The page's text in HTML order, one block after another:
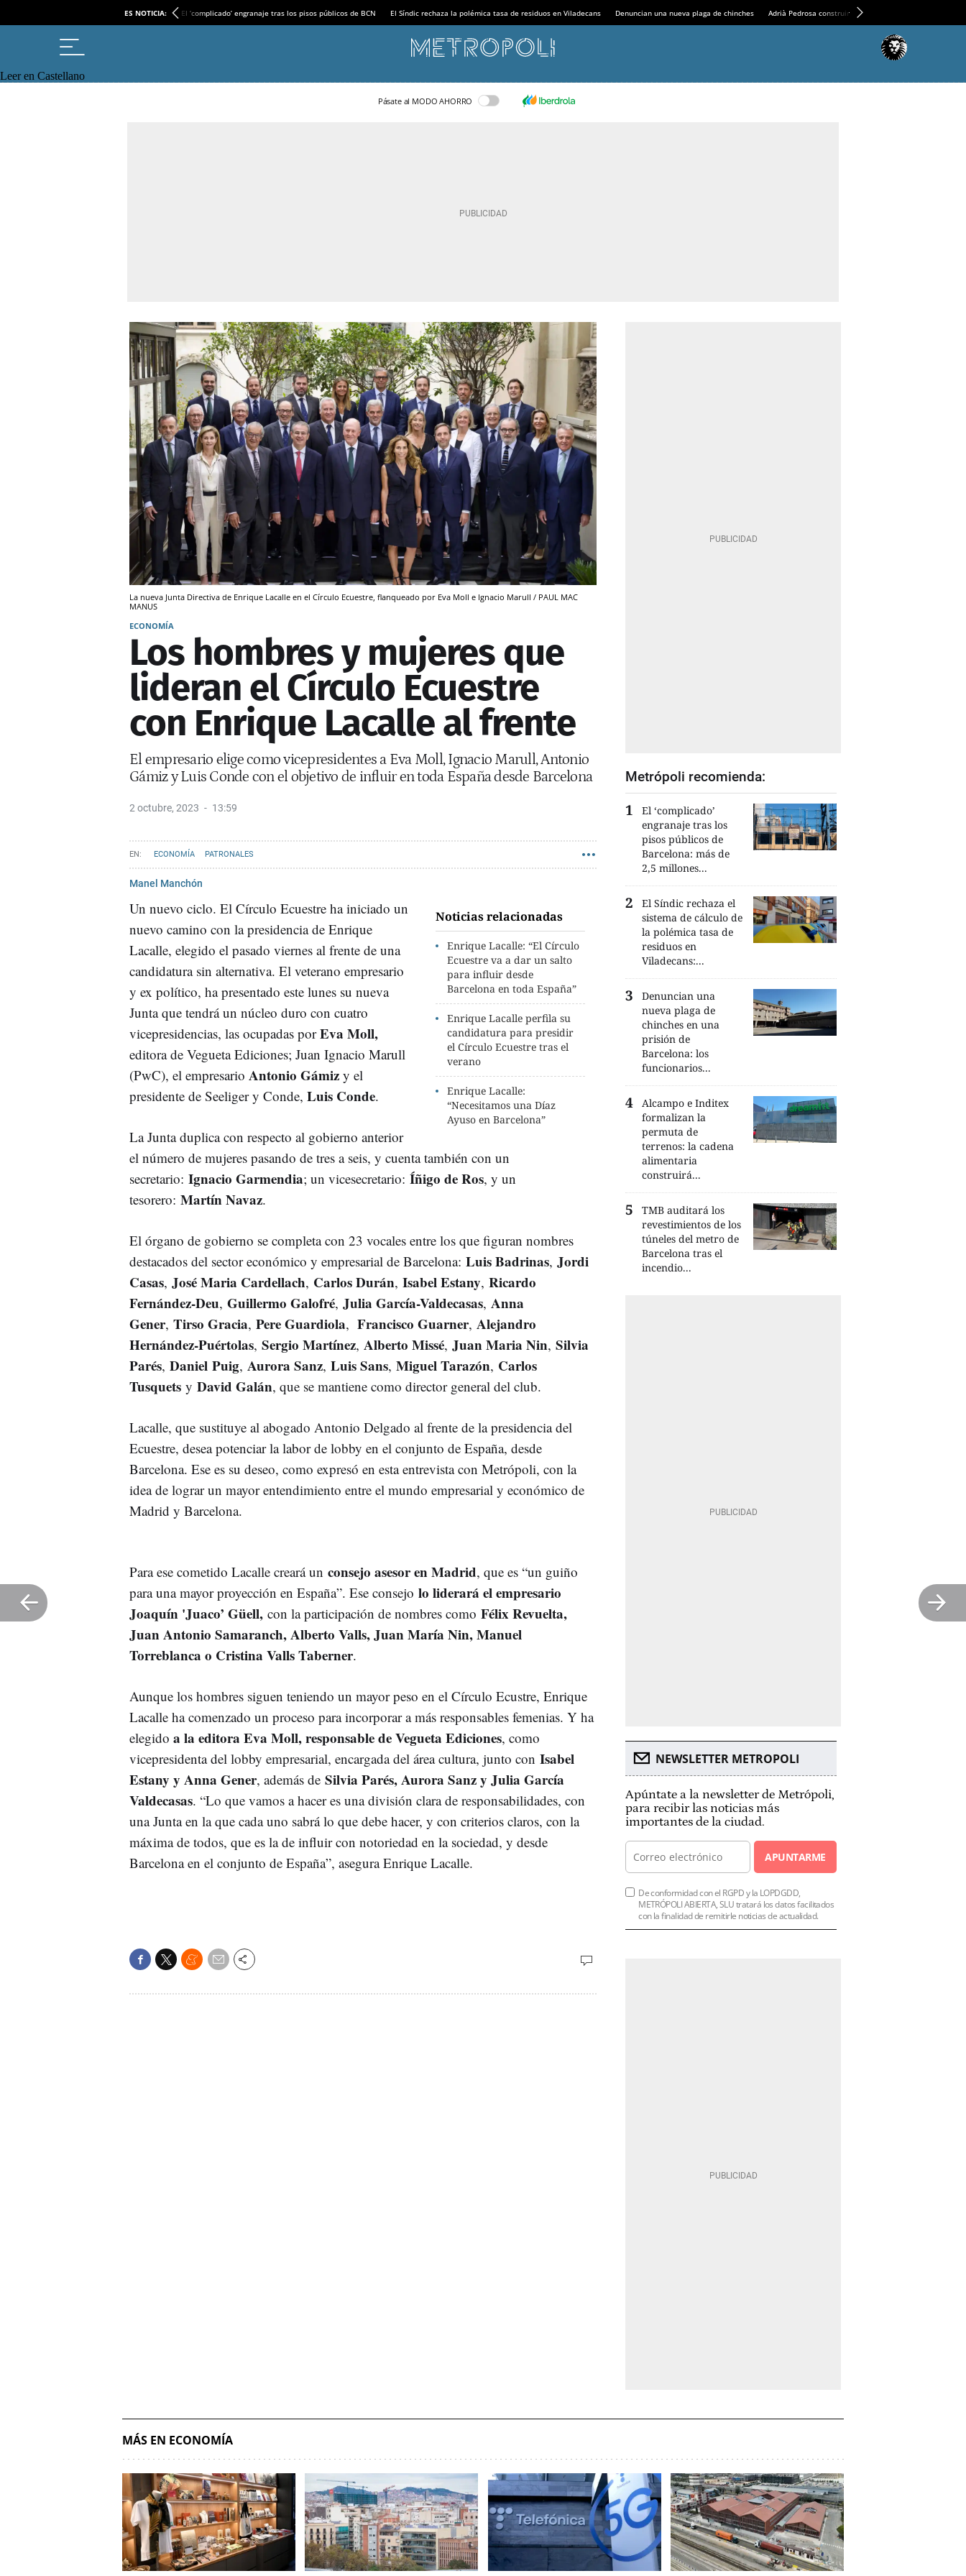
ES NOTICIA: El ‘complicado’ engranaje tras los pisos públicos de BCN El Síndic rechaza la polémica tasa de residuos en Viladecans Denuncian una nueva plaga de chinches Adrià Pedrosa construirá la nueva residencia en el
Leer en Castellano
Pásate al MODO AHORRO
La nueva Junta Directiva de Enrique Lacalle en el Círculo Ecuestre, flanqueado por Eva Moll e Ignacio Marull / PAUL MAC
MANUS
ECONOMÍA
Los hombres y mujeres que
lideran el Círculo Ecuestre
con Enrique Lacalle al frente
El empresario elige como vicepresidentes a Eva Moll, Ignacio Marull, Antonio
Gámiz y Luis Conde con el objetivo de influir en toda España desde Barcelona
2 octubre, 2023 13:59
ECONOMÍA PATRONALES
Manel Manchón
Noticias relacionadas
Enrique Lacalle: “El Círculo
Ecuestre va a dar un salto
para influir desde
Barcelona en toda España”
Enrique Lacalle perfila su
candidatura para presidir
el Círculo Ecuestre tras el
verano
Enrique Lacalle:
“Necesitamos una Díaz
Ayuso en Barcelona”
Un nuevo ciclo. El Círculo Ecuestre ha iniciado un
nuevo camino con la presidencia de Enrique
Lacalle, elegido el pasado viernes al frente de una
candidatura sin alternativa. El veterano empresario
y ex político, ha presentado este lunes su nueva
Junta que tendrá un núcleo duro con cuatro
vicepresidencias, las ocupadas porEva Moll,
editora de Vegueta Ediciones; Juan Ignacio Marull
(PwC), el empresario Antonio Gámiz y el
presidente de Seeliger y Conde, Luis Conde.
La Junta duplica con respecto al gobierno anterior
el número de mujeres pasando de tres a seis, y cuenta también con un
secretario: Ignacio Garmendia; un vicesecretario: Íñigo de Ros, y un
tesorero: Martín Navaz.
El órgano de gobierno se completa con 23 vocales entre los que figuran nombres
destacados del sector económico y empresarial de Barcelona: Luis Badrinas, Jordi
Casas, José Maria Cardellach, Carlos Durán, Isabel Estany, Ricardo
Fernández-Deu, Guillermo Galofré, Julia García-Valdecasas, Anna
Gener, Tirso Gracia, Pere Guardiola, Francisco Guarner, Alejandro
Hernández-Puértolas, Sergio Martínez, Alberto Missé, Juan Maria Nin, Silvia
Parés, Daniel Puig, Aurora Sanz, Luis Sans, Miguel Tarazón, Carlos
Tusquets y David Galán, que se mantiene como director general del club.
Lacalle, que sustituye al abogado Antonio Delgado al frente de la presidencia del
Ecuestre, desea potenciar la labor de lobby en el conjunto de España, desde
Barcelona. Ese es su deseo, como expresó en esta entrevista con Metrópoli, con la
idea de lograr un mayor entendimiento entre el mundo empresarial y económico de
Madrid y Barcelona.
Para ese cometido Lacalle creará un consejo asesor en Madrid, que es “un guiño
para una mayor proyección en España”. Ese consejo lo liderará el empresario
Joaquín 'Juaco’ Güell, con la participación de nombres como Félix Revuelta,
Juan Antonio Samaranch, Alberto Valls, Juan María Nin, Manuel
Torreblanca o Cristina Valls Taberner.
Aunque los hombres siguen teniendo un mayor peso en el Círculo Ecustre, Enrique
Lacalle ha comenzado un proceso para incorporar a más responsables femenias. Y ha
elegido a la editora Eva Moll, responsable de Vegueta Ediciones, como
vicepresidenta del lobby empresarial, encargada del área cultura, junto con Isabel
Estany y Anna Gener, además de Silvia Parés, Aurora Sanz y Julia García
Valdecasas. “Lo que vamos a hacer es una división clara de responsabilidades, con
una Junta en la que cada uno sabrá lo que debe hacer, y con criterios claros, con la
máxima de todos, que es la de influir con notoriedad en la sociedad, y desde
Barcelona en el conjunto de España”, asegura Enrique Lacalle.
Metrópoli recomienda:
El ‘complicado’
engranaje tras los
pisos públicos de
Barcelona: más de
2,5 millones...
El Síndic rechaza el
sistema de cálculo de
la polémica tasa de
residuos en
Viladecans:...
Denuncian una
nueva plaga de
chinches en una
prisión de
Barcelona: los
funcionarios...
Alcampo e Inditex
formalizan la
permuta de
terrenos: la cadena
alimentaria
construirá...
TMB auditará los
revestimientos de los
túneles del metro de
Barcelona tras el
incendio...
NEWSLETTER METROPOLI
Apúntate a la newsletter de Metrópoli,
para recibir las noticias más
importantes de la ciudad.
APUNTARME
De conformidad con el RGPD y la LOPDGDD,
METRÓPOLI ABIERTA, SLU tratará los datos facilitados
con la finalidad de remitirle noticias de actualidad.
MÁS EN ECONOMÍA